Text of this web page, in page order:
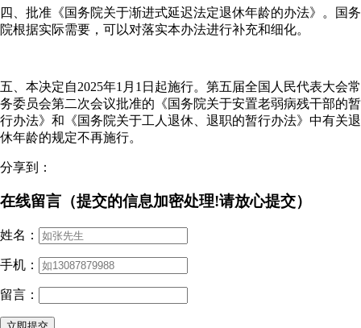
四、批准《国务院关于渐进式延迟法定退休年龄的办法》。国务
院根据实际需要，可以对落实本办法进行补充和细化。
五、本决定自2025年1月1日起施行。第五届全国人民代表大会常
务委员会第二次会议批准的《国务院关于安置老弱病残干部的暂
行办法》和《国务院关于工人退休、退职的暂行办法》中有关退
休年龄的规定不再施行。
分享到：
在线留言（提交的信息加密处理!请放心提交）
姓名：
手机：
留言：